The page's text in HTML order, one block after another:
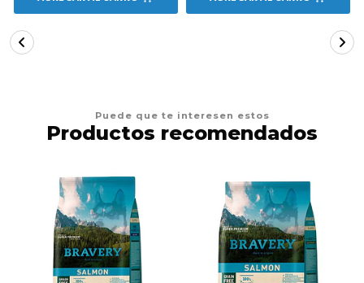
Puede que te interesen estos
Productos recomendados